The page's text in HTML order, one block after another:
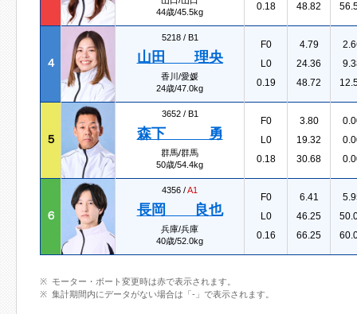
44歳/45.5kg
0.18
48.82
４
5218 / B1
山田 理央
香川/愛媛
24歳/47.0kg
F0
L0
0.19
4.79
24.36
48.72
５
3652 / B1
森下 勇
群馬/群馬
50歳/54.4kg
F0
L0
0.18
3.80
19.32
30.68
６
4356 /A1
長岡 良也
兵庫/兵庫
40歳/52.0kg
F0
L0
0.16
6.41
46.25
66.25
モーター・ボート変更時は赤で表示されます。
集計期間内にデータがない場合は「-」で表示されます。